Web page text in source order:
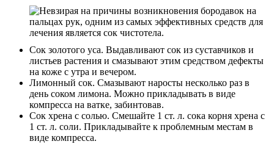
Сок золотого уса. Выдавливают сок из суставчиков и
листьев растения и смазывают этим средством дефекты
на коже с утра и вечером.
Лимонный сок. Смазывают наросты несколько раз в
день соком лимона. Можно прикладывать в виде
компресса на ватке, забинтовав.
Сок хрена с солью. Смешайте 1 ст. л. сока корня хрена с
1 ст. л. соли. Прикладывайте к проблемным местам в
виде компресса.